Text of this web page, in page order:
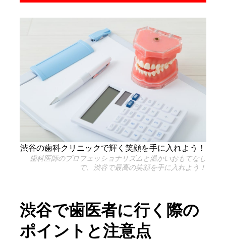
渋谷の歯科クリニックで輝く笑顔を手に入れよう！
歯科医師のプロフェッショナリズムと温かいおもてなし
で、渋谷で最高の笑顔を手に入れよう！
渋谷で歯医者に行く際の
ポイントと注意点